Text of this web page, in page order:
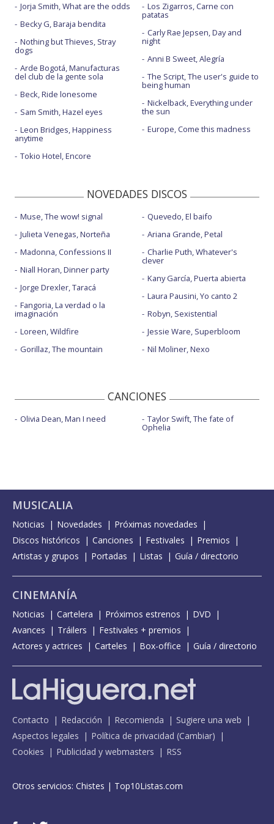
Jorja Smith, What are the odds
Becky G, Baraja bendita
Nothing but Thieves, Stray
dogs
Arde Bogotá, Manufacturas
del club de la gente sola
Beck, Ride lonesome
Sam Smith, Hazel eyes
Leon Bridges, Happiness
anytime
Tokio Hotel, Encore
Los Zigarros, Carne con
patatas
Carly Rae Jepsen, Day and
night
Anni B Sweet, Alegría
The Script, The user's guide to
being human
Nickelback, Everything under
the sun
Europe, Come this madness
NOVEDADES DISCOS
Muse, The wow! signal
Julieta Venegas, Norteña
Madonna, Confessions II
Niall Horan, Dinner party
Jorge Drexler, Taracá
Fangoria, La verdad o la
imaginación
Loreen, Wildfire
Gorillaz, The mountain
Quevedo, El baifo
Ariana Grande, Petal
Charlie Puth, Whatever's
clever
Kany García, Puerta abierta
Laura Pausini, Yo canto 2
Robyn, Sexistential
Jessie Ware, Superbloom
Nil Moliner, Nexo
CANCIONES
Olivia Dean, Man I need Taylor Swift, The fate of
Ophelia
MUSICALIA
Noticias Novedades
Próximas novedades
Discos históricos
Canciones Festivales
Premios
Artistas y grupos
Portadas Listas Guía / directorio
CINEMANÍA
Noticias Cartelera Próximos estrenos
DVD
Avances
Tráilers
Festivales + premios
Actores y actrices
Carteles Box-office Guía / directorio
Contacto Redacción Recomienda
Sugiere una web
Aspectos legales
Política de privacidad (Cambiar)
Cookies
Publicidad y webmasters RSS
Otros servicios: Chistes | Top10Listas.com